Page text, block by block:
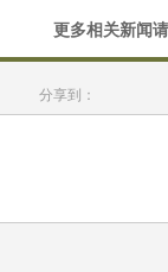
更多相关新闻
分享到：